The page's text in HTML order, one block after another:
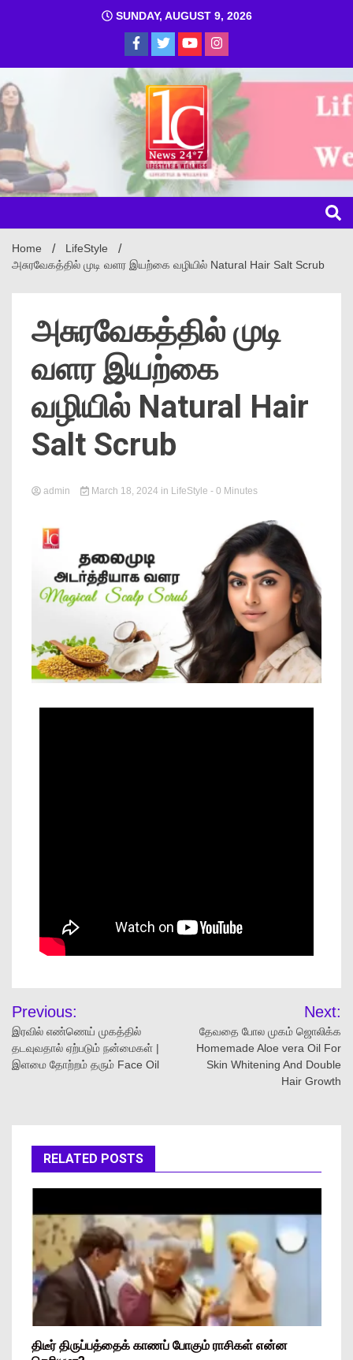
SUNDAY, AUGUST 9, 2026
1C
News
Online
Home
LifeStyle
அசுரவேகத்தில் முடி வளர இயற்கை வழியில் Natural Hair Salt Scrub
அசுரவேகத்தில் முடி
வளர இயற்கை
வழியில் Natural Hair
Salt Scrub
admin March 18, 2024 in LifeStyle - 0 Minutes
Previous:
இரவில் எண்ணெய் முகத்தில்
தடவுவதால் ஏற்படும் நன்மைகள் |
இளமை தோற்றம் தரும் Face Oil
Next:
தேவதை போல முகம் ஜொலிக்க
Homemade Aloe vera Oil For
Skin Whitening And Double
Hair Growth
RELATED POSTS
திடீர் திருப்பத்தைக் காணப் போகும் ராசிகள் என்ன